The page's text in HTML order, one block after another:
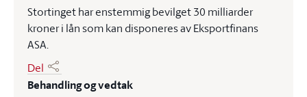
Stortinget har enstemmig bevilget 30 milliarder
kroner i lån som kan disponeres av Eksportfinans
ASA.
Del
Behandling og vedtak